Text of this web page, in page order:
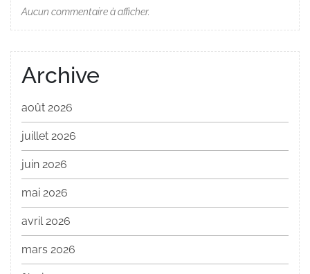
Aucun commentaire à afficher.
Archive
août 2026
juillet 2026
juin 2026
mai 2026
avril 2026
mars 2026